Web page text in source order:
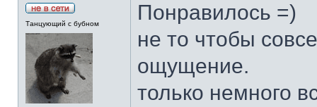
Танцующий с бубном
Понравилось =)
не то чтобы
ощущение.
только немного